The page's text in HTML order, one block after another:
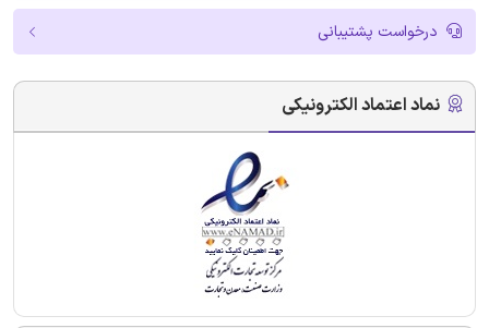
درخواست پشتیبانی
نماد اعتماد الکترونیکی